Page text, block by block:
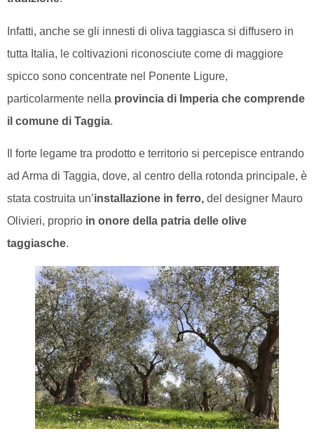
Infatti, anche se gli innesti di oliva taggiasca si diffusero in
tutta Italia, le coltivazioni riconosciute come di maggiore
spicco sono concentrate nel Ponente Ligure,
particolarmente nella provincia di Imperia che comprende
il comune di Taggia.
Il forte legame tra prodotto e territorio si percepisce entrando
ad Arma di Taggia, dove, al centro della rotonda principale, è
stata costruita un’installazione in ferro, del designer Mauro
Olivieri, proprio in onore della patria delle olive
taggiasche.